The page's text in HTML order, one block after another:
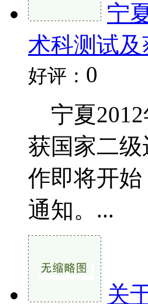
宁
术科测试及
好评： 0
宁夏2012
获国家二
作即将开
通知。...
关